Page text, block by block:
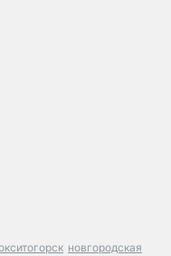
новгородская